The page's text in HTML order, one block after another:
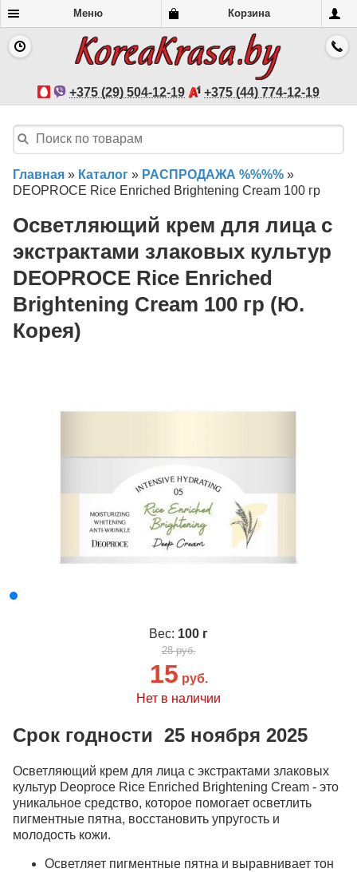
Меню Корзина
+375 (29) 504-12-19 +375 (44) 774-12-19
Главная » Каталог » РАСПРОДАЖА %%%% »
DEOPROCE Rice Enriched Brightening Cream 100 гр
Осветляющий крем для лица с
экстрактами злаковых культур
DEOPROCE Rice Enriched
Brightening Cream 100 гр (Ю.
Корея)
Вес: 100 г
28 руб.
15 руб.
Нет в наличии
Срок годности 25 ноября 2025
Осветляющий крем для лица с экстрактами злаковых
культур Deoproce Rice Enriched Brightening Cream - это
уникальное средство, которое помогает осветлить
пигментные пятна, восстановить упругость и
молодость кожи.
Осветляет пигментные пятна и выравнивает тон